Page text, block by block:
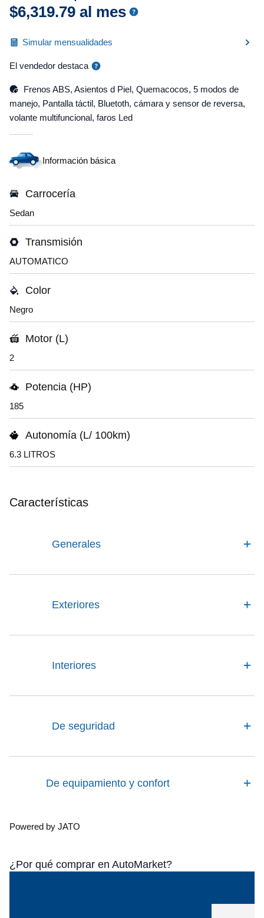
$6,319.79 al mes
Simular mensualidades
El vendedor destaca
Frenos ABS, Asientos d Piel, Quemacocos, 5 modos de
manejo, Pantalla táctil, Bluetoth, cámara y sensor de reversa,
volante multifuncional, faros Led
Información básica
Carrocería
Sedan
Transmisión
AUTOMATICO
Color
Negro
Motor (L)
2
Potencia (HP)
185
Autonomía (L/ 100km)
6.3 LITROS
Características
Generales
Exteriores
Interiores
De seguridad
De equipamiento y confort
Powered by JATO
¿Por qué comprar en AutoMarket?